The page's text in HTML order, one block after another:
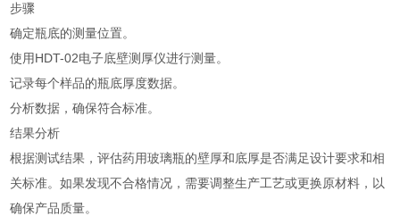
步骤
确定瓶底的测量位置。
使用HDT-02电子底壁测厚仪进行测量。
记录每个样品的瓶底厚度数据。
分析数据，确保符合标准。
结果分析
根据测试结果，评估药用玻璃瓶的壁厚和底厚是否满足设计要求和相
关标准。如果发现不合格情况，需要调整生产工艺或更换原材料，以
确保产品质量。